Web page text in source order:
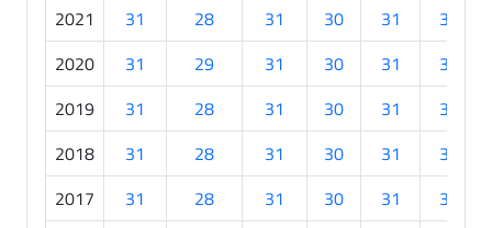
2021
31 28 31 30 31
30
2020
31 29 31 30 31
30
2019
31 28 31 30 31
30
2018
31 28 31 30 31
30
2017
31 28 31 30 31
30